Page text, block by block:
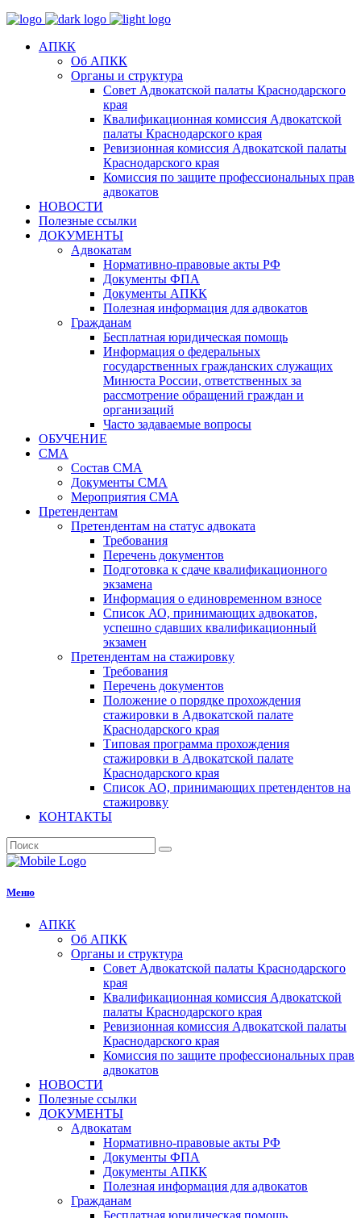
АПКК
Об АПКК
Органы и структура
Совет Адвокатской палаты Краснодарского
края
Квалификационная комиссия Адвокатской
палаты Краснодарского края
Ревизионная комиссия Адвокатской палаты
Краснодарского края
Комиссия по защите профессиональных прав
адвокатов
НОВОСТИ
Полезные ссылки
ДОКУМЕНТЫ
Адвокатам
Нормативно-правовые акты РФ
Документы ФПА
Документы АПКК
Полезная информация для адвокатов
Гражданам
Бесплатная юридическая помощь
Информация о федеральных
государственных гражданских служащих
Минюста России, ответственных за
рассмотрение обращений граждан и
организаций
Часто задаваемые вопросы
ОБУЧЕНИЕ
СМА
Состав СМА
Документы СМА
Мероприятия СМА
Претендентам
Претендентам на статус адвоката
Требования
Перечень документов
Подготовка к сдаче квалификационного
экзамена
Информация о единовременном взносе
Список АО, принимающих адвокатов,
успешно сдавших квалификационный
экзамен
Претендентам на стажировку
Требования
Перечень документов
Положение о порядке прохождения
стажировки в Адвокатской палате
Краснодарского края
Типовая программа прохождения
стажировки в Адвокатской палате
Краснодарского края
Список АО, принимающих претендентов на
стажировку
КОНТАКТЫ
Меню
АПКК
Об АПКК
Органы и структура
Совет Адвокатской палаты Краснодарского
края
Квалификационная комиссия Адвокатской
палаты Краснодарского края
Ревизионная комиссия Адвокатской палаты
Краснодарского края
Комиссия по защите профессиональных прав
адвокатов
НОВОСТИ
Полезные ссылки
ДОКУМЕНТЫ
Адвокатам
Нормативно-правовые акты РФ
Документы ФПА
Документы АПКК
Полезная информация для адвокатов
Гражданам
Бесплатная юридическая помощь